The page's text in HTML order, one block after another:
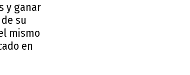
y ganar
su
mismo
en